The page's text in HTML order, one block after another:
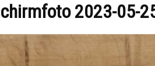
2023-05-